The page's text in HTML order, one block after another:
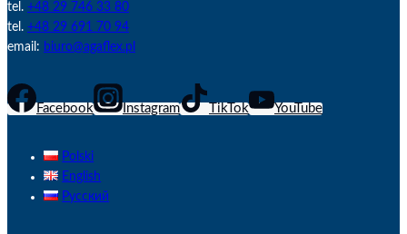
tel. +48 29 746 33 80
tel. +48 29 691 70 94
email: biuro@agaflex.pl
Facebook Instagram TikTok YouTube
Polski
English
Русский